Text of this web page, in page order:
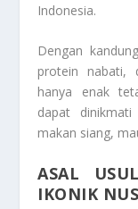
Indonesia.
Dengan
protein nabati,
hanya enak
dapat
makan siang,
ASAL
IKONIK